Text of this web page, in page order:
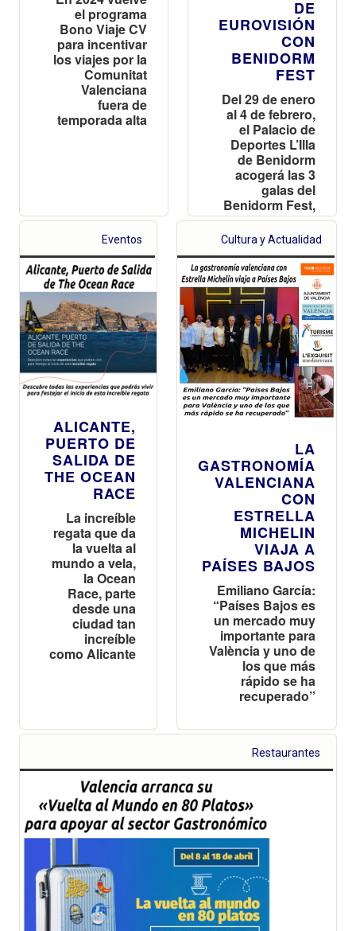
el programa
Bono Viaje CV
para incentivar
los viajes por la
Comunitat
Valenciana
fuera de
temporada alta
DE
EUROVISIÓN
CON
BENIDORM
FEST
Del 29 de enero
al 4 de febrero,
el Palacio de
Deportes L’Illa
de Benidorm
acogerá las 3
galas del
Benidorm Fest,
2 semifinales y
1 final. 18
Eventos
ALICANTE,
PUERTO DE
SALIDA DE
THE OCEAN
RACE
La increíble
regata que da
la vuelta al
mundo a vela,
la Ocean
Race, parte
desde una
ciudad tan
increíble
como Alicante
Cultura y Actualidad
LA
GASTRONOMÍA
VALENCIANA
CON
ESTRELLA
MICHELIN
VIAJA A
PAÍSES BAJOS
Emiliano García:
“Países Bajos es
un mercado muy
importante para
València y uno de
los que más
rápido se ha
recuperado”
Restaurantes